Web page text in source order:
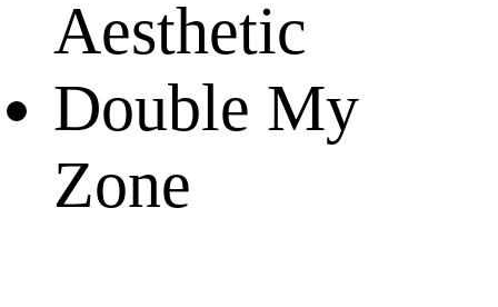
Aesthetic
Double My
Zone